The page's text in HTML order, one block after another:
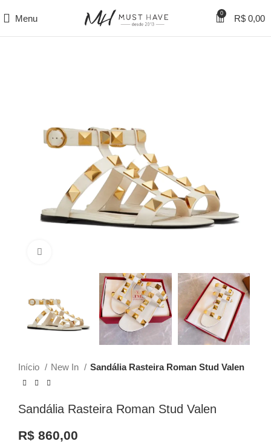
Menu 0 R$ 0,00
Início New In Sandália Rasteira Roman Stud Valen
Sandália Rasteira Roman Stud Valen
R$ 860,00